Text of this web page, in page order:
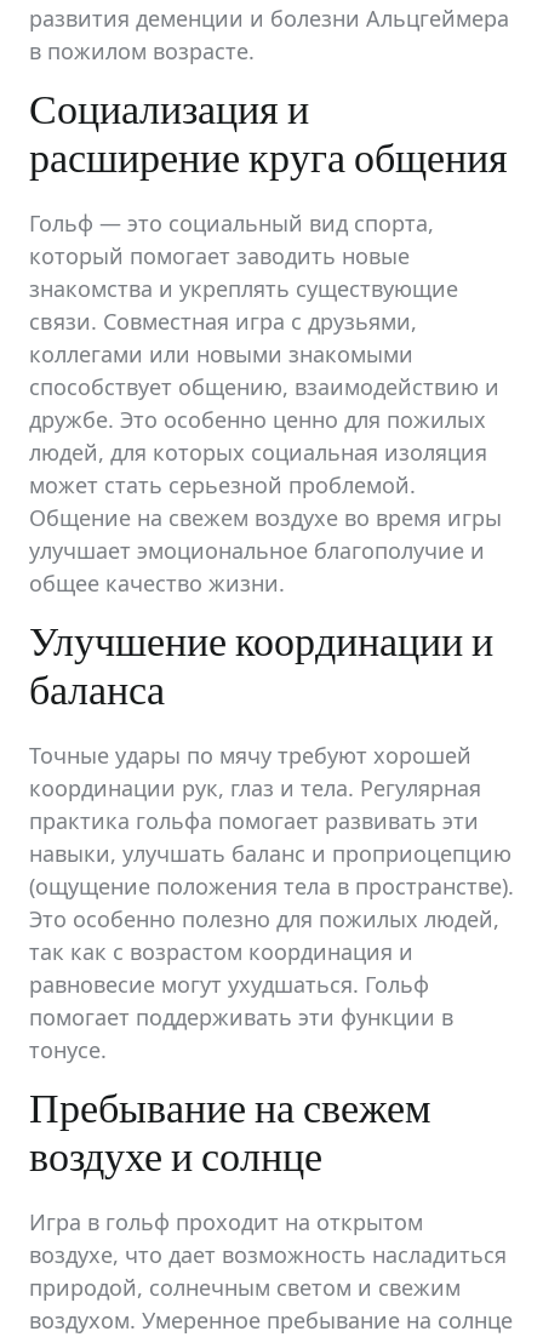
развития деменции и болезни Альцгеймера
в пожилом возрасте.
Социализация и
расширение круга общения
Гольф — это социальный вид спорта,
который помогает заводить новые
знакомства и укреплять существующие
связи. Совместная игра с друзьями,
коллегами или новыми знакомыми
способствует общению, взаимодействию и
дружбе. Это особенно ценно для пожилых
людей, для которых социальная изоляция
может стать серьезной проблемой.
Общение на свежем воздухе во время игры
улучшает эмоциональное благополучие и
общее качество жизни.
Улучшение координации и
баланса
Точные удары по мячу требуют хорошей
координации рук, глаз и тела. Регулярная
практика гольфа помогает развивать эти
навыки, улучшать баланс и проприоцепцию
(ощущение положения тела в пространстве).
Это особенно полезно для пожилых людей,
так как с возрастом координация и
равновесие могут ухудшаться. Гольф
помогает поддерживать эти функции в
тонусе.
Пребывание на свежем
воздухе и солнце
Игра в гольф проходит на открытом
воздухе, что дает возможность насладиться
природой, солнечным светом и свежим
воздухом. Умеренное пребывание на солнце